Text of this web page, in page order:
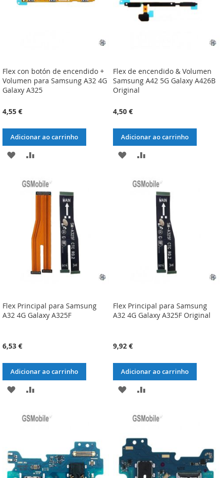
Flex con botón de encendido +
Volumen para Samsung A32 4G
Galaxy A325
4,55 €
Adicionar ao carrinho
ADICIONAR
LISTA
DESEJOS
COMPARAÇÃO
Flex de encendido & Volumen
Samsung A42 5G Galaxy A426B
Original
4,50 €
Adicionar ao carrinho
ADICIONAR
LISTA
DESEJOS
ADICIONAR
COMPARAÇÃO
Flex Principal para Samsung
A32 4G Galaxy A325F
6,53 €
Adicionar ao carrinho
ADICIONAR
LISTA
DESEJOS
COMPARAÇÃO
Flex Principal para Samsung
A32 4G Galaxy A325F Original
9,92 €
Adicionar ao carrinho
ADICIONAR
LISTA
DE
DESEJOS
ADICIONAR
COMPARAÇÃO